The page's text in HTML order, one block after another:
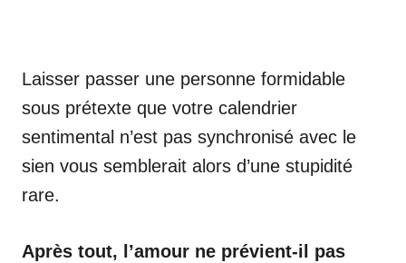
Laisser passer une personne formidable
sous prétexte que votre calendrier
sentimental n’est pas synchronisé avec le
sien vous semblerait alors d’une stupidité
rare.
Après tout, l’amour ne prévient-il pas